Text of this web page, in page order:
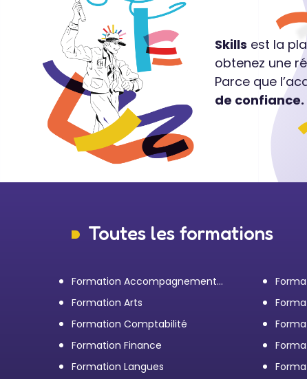
Skills est la
obtenez une
Parce que
de confiance.
Toutes les formations
Formation Accompagnement
personnel et Bilan de
compétences
Formation Arts
Formation Comptabilité
Formation Finance
Formation Langues